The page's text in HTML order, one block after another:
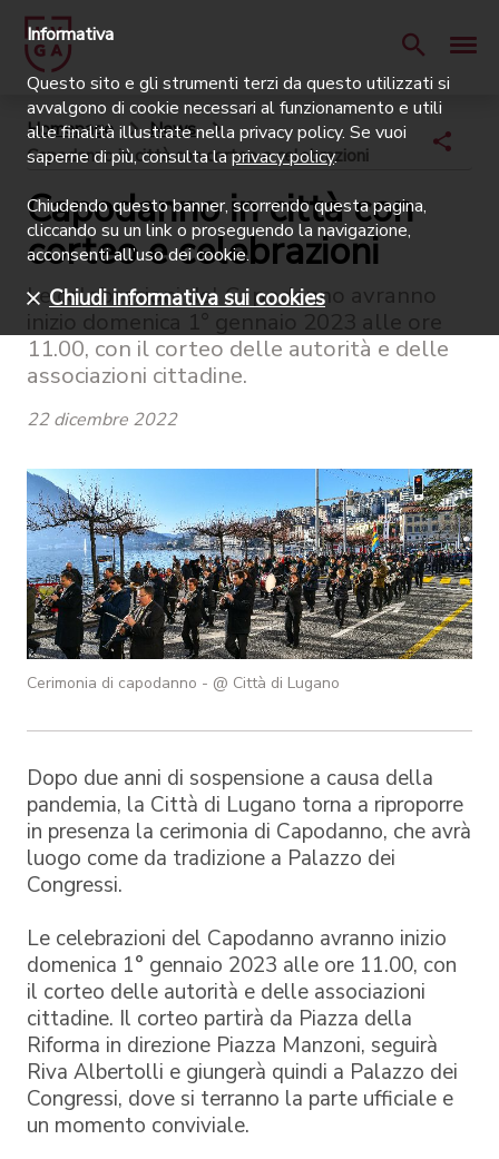
Homepage
News
Capodanno in città con corteo e celebrazioni
Capodanno in città con
corteo e celebrazioni
Le celebrazioni del Capodanno avranno
inizio domenica 1° gennaio 2023 alle ore
11.00, con il corteo delle autorità e delle
associazioni cittadine.
22 dicembre 2022
Cerimonia di capodanno - @ Città di Lugano
Dopo due anni di sospensione a causa della
pandemia, la Città di Lugano torna a riproporre
in presenza la cerimonia di Capodanno, che avrà
luogo come da tradizione a Palazzo dei
Congressi.
Le celebrazioni del Capodanno avranno inizio
domenica 1° gennaio 2023 alle ore 11.00, con
il corteo delle autorità e delle associazioni
cittadine. Il corteo partirà da Piazza della
Riforma in direzione Piazza Manzoni, seguirà
Riva Albertolli e giungerà quindi a Palazzo dei
Congressi, dove si terranno la parte ufficiale e
un momento conviviale.
Informativa
Questo sito e gli strumenti terzi da questo utilizzati si
avvalgono di cookie necessari al funzionamento e utili
alle finalità illustrate nella privacy policy. Se vuoi
saperne di più, consulta laprivacy policy.
Chiudendo questo banner, scorrendo questa pagina,
cliccando su un link o proseguendo la navigazione,
acconsenti all’uso dei cookie.
Chiudi informativa sui cookies